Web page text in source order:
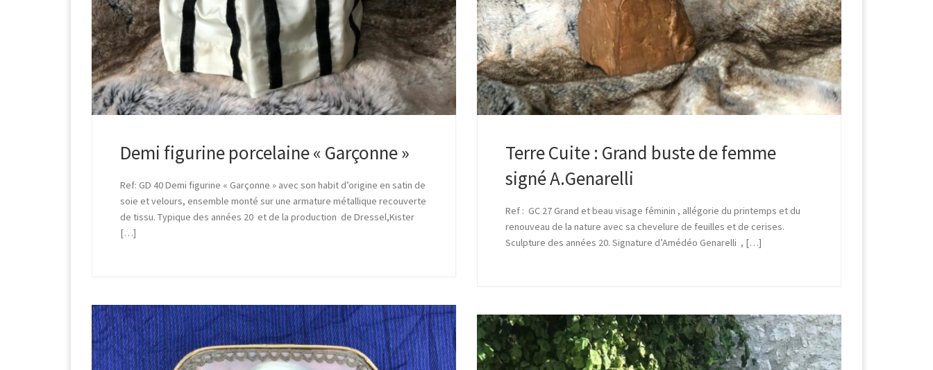
Demi figurine porcelaine « Garçonne »
Ref: GD 40 Demi figurine « Garçonne » avec son habit d’origine en satin de
soie et velours, ensemble monté sur une armature métallique recouverte
de tissu. Typique des années 20 et de la production de Dressel,Kister
[…]
Terre Cuite : Grand buste de femme
signé A.Genarelli
Ref : GC 27 Grand et beau visage féminin , allégorie du printemps et du
renouveau de la nature avec sa chevelure de feuilles et de cerises.
Sculpture des années 20. Signature d’Amédéo Genarelli , […]